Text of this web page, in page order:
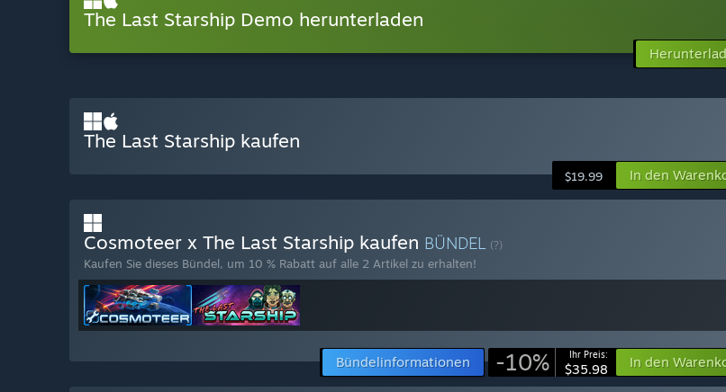
The Last Starship Demo herunterladen
The Last Starship kaufen
$19.99 In den
Cosmoteer x The Last Starship kaufen BÜNDEL (?)
Kaufen Sie dieses Bündel, um 10 % Rabatt auf alle 2 Artikel zu erhalten!
Bündelinformationen -10% Ihr Preis:
$35.98 In den